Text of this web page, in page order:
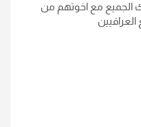
الجميع مع اخوتهم من